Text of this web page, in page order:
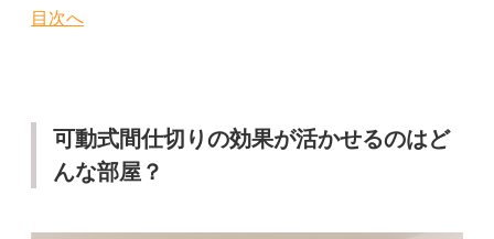
目次へ
可動式間仕切りの効果が活かせるのはど
んな部屋？